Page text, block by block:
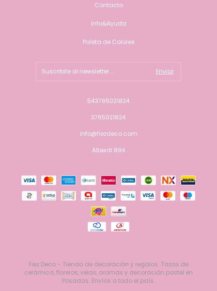
Contacto
Info&Ayuda
Paleta de Colores
543765021824
3765021824
info@fiezdeco.com
Alberdi 894
Fiez Deco – Tienda de decoración y regalos. Tazas de
cerámica, floreros, velas, aromas y decoración pastel en
Posadas. Envíos a todo el país.